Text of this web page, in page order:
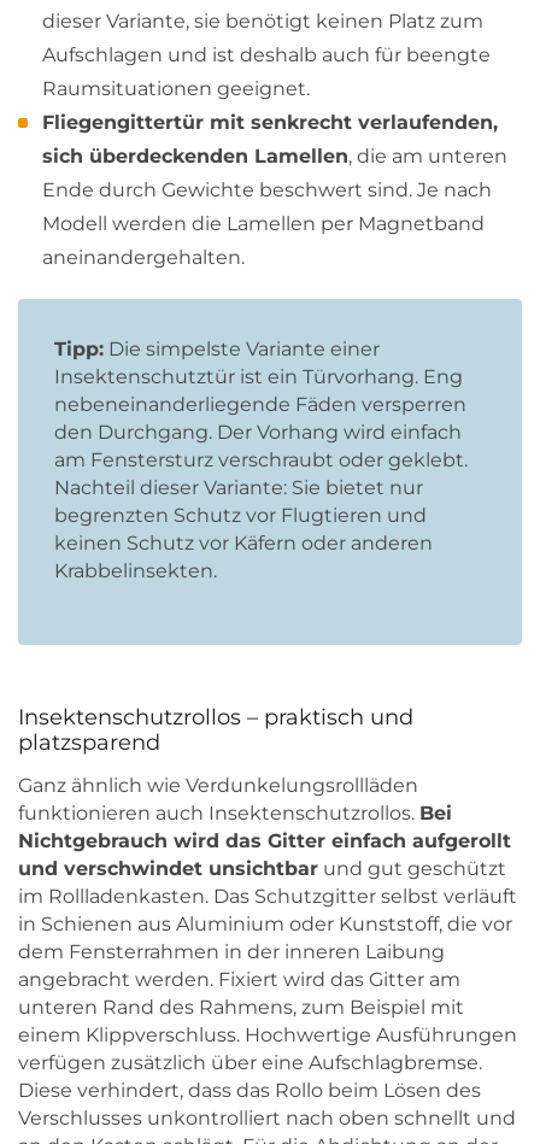
dieser Variante, sie benötigt keinen Platz zum
Aufschlagen und ist deshalb auch für beengte
Raumsituationen geeignet.
Fliegengittertür mit senkrecht verlaufenden,
sich überdeckenden Lamellen, die am unteren
Ende durch Gewichte beschwert sind. Je nach
Modell werden die Lamellen per Magnetband
aneinandergehalten.
Tipp: Die simpelste Variante einer
Insektenschutztür ist ein Türvorhang. Eng
nebeneinanderliegende Fäden versperren
den Durchgang. Der Vorhang wird einfach
am Fenstersturz verschraubt oder geklebt.
Nachteil dieser Variante: Sie bietet nur
begrenzten Schutz vor Flugtieren und
keinen Schutz vor Käfern oder anderen
Krabbelinsekten.
Insektenschutzrollos – praktisch und
platzsparend
Ganz ähnlich wie Verdunkelungsrollläden
funktionieren auch Insektenschutzrollos. Bei
Nichtgebrauch wird das Gitter einfach aufgerollt
und verschwindet unsichtbar und gut geschützt
im Rollladenkasten. Das Schutzgitter selbst verläuft
in Schienen aus Aluminium oder Kunststoff, die vor
dem Fensterrahmen in der inneren Laibung
angebracht werden. Fixiert wird das Gitter am
unteren Rand des Rahmens, zum Beispiel mit
einem Klippverschluss. Hochwertige Ausführungen
verfügen zusätzlich über eine Aufschlagbremse.
Diese verhindert, dass das Rollo beim Lösen des
Verschlusses unkontrolliert nach oben schnellt und